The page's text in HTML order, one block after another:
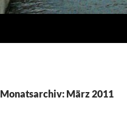
Monatsarchiv: März 2011